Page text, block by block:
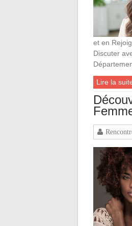
et en
Discuter
Lire la